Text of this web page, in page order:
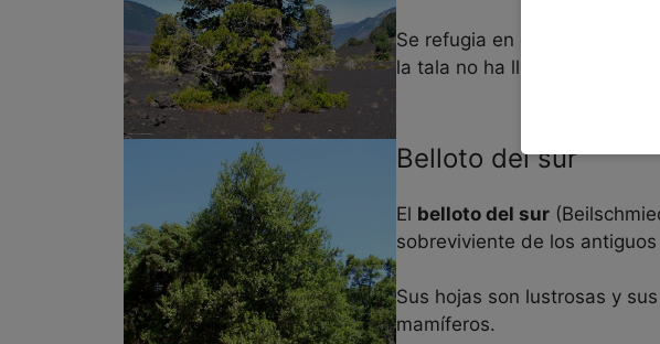
Se refugia en quebradas
la tala no ha llegado con
Belloto del sur
El belloto del sur
sobreviviente de los
Sus hojas son lustrosas y
mamíferos.